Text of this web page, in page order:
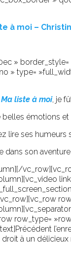
à moi –
»
» type=
Ma liste à moi, je
émotions et
lire ses humeurs
dans son aventure
row_type=
Précédent
à un